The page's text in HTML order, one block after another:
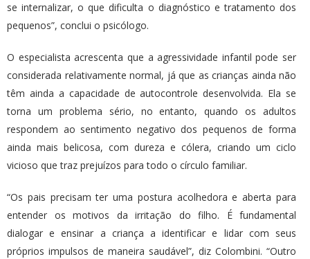
se internalizar, o que dificulta o diagnóstico e tratamento dos
pequenos”, conclui o psicólogo.
O especialista acrescenta que a agressividade infantil pode ser
considerada relativamente normal, já que as crianças ainda não
têm ainda a capacidade de autocontrole desenvolvida. Ela se
torna um problema sério, no entanto, quando os adultos
respondem ao sentimento negativo dos pequenos de forma
ainda mais belicosa, com dureza e cólera, criando um ciclo
vicioso que traz prejuízos para todo o círculo familiar.
“Os pais precisam ter uma postura acolhedora e aberta para
entender os motivos da irritação do filho. É fundamental
dialogar e ensinar a criança a identificar e lidar com seus
próprios impulsos de maneira saudável”, diz Colombini. “Outro